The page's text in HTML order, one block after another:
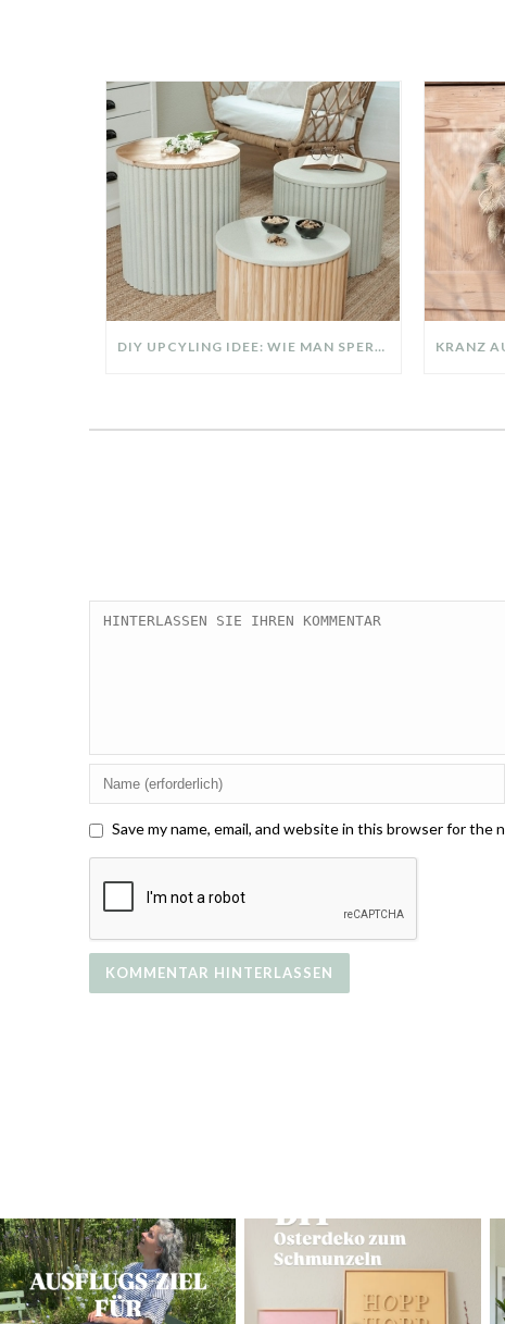
DIY UPCYLING IDEE: WIE MAN SPERRMÜLL IN EIN DESIGNER TEIL VERWANDELT
Save my name, email, and website in this browser for the